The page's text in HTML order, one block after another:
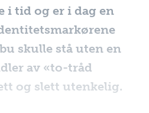
i tid og er i dag en
skulle stå uten en
av «to-tråd
og slett utenkelig.